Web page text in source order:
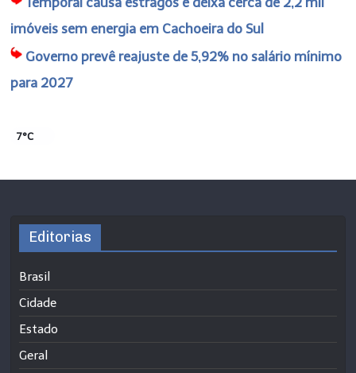
imóveis sem energia em Cachoeira do Sul
Governo prevê reajuste de 5,92% no salário mínimo
para 2027
7°C
Editorias
Brasil
Cidade
Estado
Geral